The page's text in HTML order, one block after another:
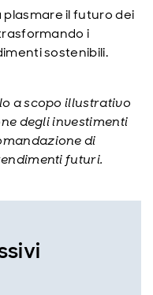
il futuro dei
i
sostenibili.
a scopo illustrativo
degli investimenti
di
futuri.